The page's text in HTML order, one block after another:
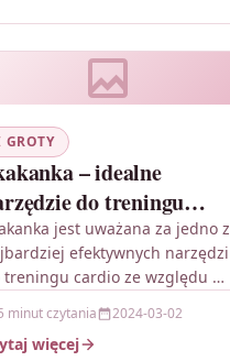
GROTY
– idealne
do treningu
jest uważana za jedno z
efektywnych narzędzi
treningu cardio ze względu na
Regularne skakanie
nie tylko…
minut czytania 2024-03-02
więcej